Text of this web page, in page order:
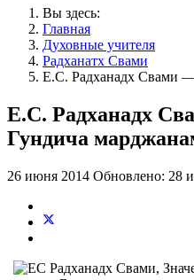
Вы здесь:
Главная
Духовные учителя
Радханатх Свами
Е.С. Радханадх Свами
Е.С. Радханадх
Гундича
26 июня 2014 Обновлено: 28